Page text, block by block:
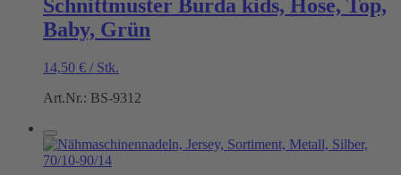
Schnittmuster Burda kids, Hose, Top,
Baby, Grün
14,50 € / Stk.
Art.Nr.: BS-9312